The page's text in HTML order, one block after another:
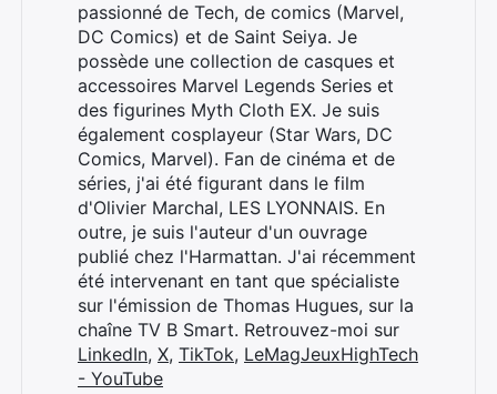
passionné de Tech, de comics (Marvel,
DC Comics) et de Saint Seiya. Je
possède une collection de casques et
accessoires Marvel Legends Series et
des figurines Myth Cloth EX. Je suis
également cosplayeur (Star Wars, DC
Comics, Marvel). Fan de cinéma et de
séries, j'ai été figurant dans le film
d'Olivier Marchal, LES LYONNAIS. En
outre, je suis l'auteur d'un ouvrage
publié chez l'Harmattan. J'ai récemment
été intervenant en tant que spécialiste
sur l'émission de Thomas Hugues, sur la
chaîne TV B Smart. Retrouvez-moi sur
LinkedIn, X, TikTok, LeMagJeuxHighTech
- YouTube